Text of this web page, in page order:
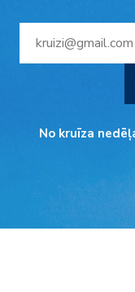
No kruīza